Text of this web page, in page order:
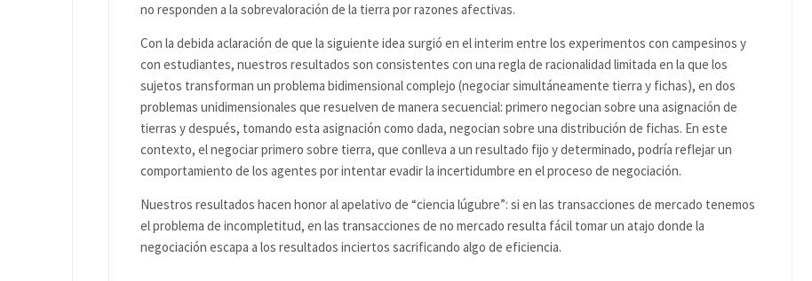
no responden a la sobrevaloración de la tierra por razones afectivas.
Con la debida aclaración de que la siguiente idea surgió en el interim entre los experimentos con campesinos y
con estudiantes, nuestros resultados son consistentes con una regla de racionalidad limitada en la que los
sujetos transforman un problema bidimensional complejo (negociar simultáneamente tierra y fichas), en dos
problemas unidimensionales que resuelven de manera secuencial: primero negocian sobre una asignación de
tierras y después, tomando esta asignación como dada, negocian sobre una distribución de fichas. En este
contexto, el negociar primero sobre tierra, que conlleva a un resultado fijo y determinado, podría reflejar un
comportamiento de los agentes por intentar evadir la incertidumbre en el proceso de negociación.
Nuestros resultados hacen honor al apelativo de “ciencia lúgubre”: si en las transacciones de mercado tenemos
el problema de incompletitud, en las transacciones de no mercado resulta fácil tomar un atajo donde la
negociación escapa a los resultados inciertos sacrificando algo de eficiencia.